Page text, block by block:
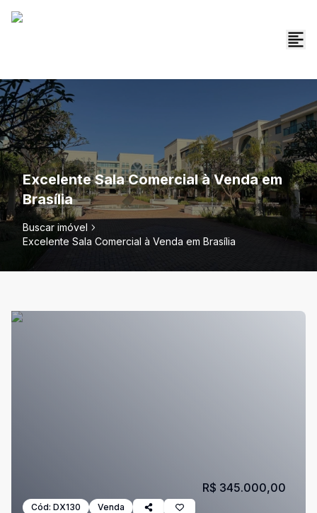
Excelente Sala Comercial à Venda em
Brasília
Buscar imóvel
Excelente Sala Comercial à Venda em Brasília
Cód: DX130 Venda
R$ 345.000,00